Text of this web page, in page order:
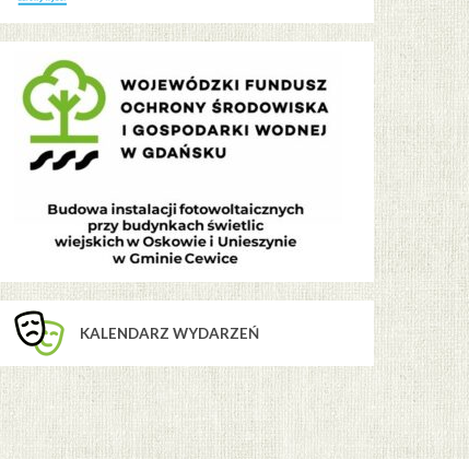
KALENDARZ WYDARZEŃ